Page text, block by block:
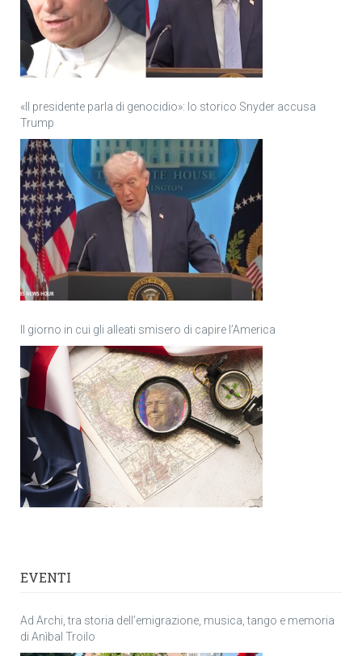
«Il presidente parla di genocidio»: lo storico Snyder accusa
Trump
Il giorno in cui gli alleati smisero di capire l’America
EVENTI
Ad Archi, tra storia dell’emigrazione, musica, tango e memoria
di Anìbal Troilo